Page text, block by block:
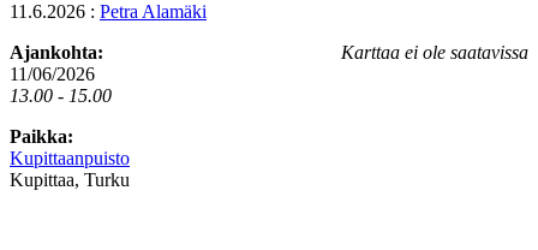
11.6.2026 : Petra Alamäki
Karttaa ei ole saatavissa
Ajankohta:
11/06/2026
13.00 - 15.00
Paikka:
Kupittaanpuisto
Kupittaa, Turku